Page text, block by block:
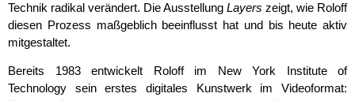
Technik radikal verändert. Die Aus­stellung Layers zeigt, wie Roloff
diesen Prozess maßgeblich beeinflusst hat und bis heute aktiv
mit­gestaltet.
Bereits 1983 entwickelt Roloff im New York Institute of
Technology sein erstes digitales Kunstwerk im Videoformat: